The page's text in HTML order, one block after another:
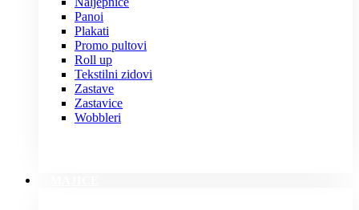
Panoi
Plakati
Promo pultovi
Roll up
Tekstilni zidovi
Zastave
Zastavice
Wobbleri